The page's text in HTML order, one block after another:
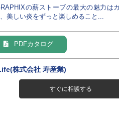
の薪ストーブの最大の魅力は
美しい炎をずっと楽しめること...
PDFカタログ
株式会社 寿産業)
すぐに相談する